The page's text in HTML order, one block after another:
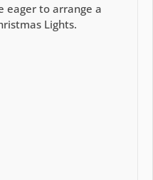
eager to arrange a
Lights.